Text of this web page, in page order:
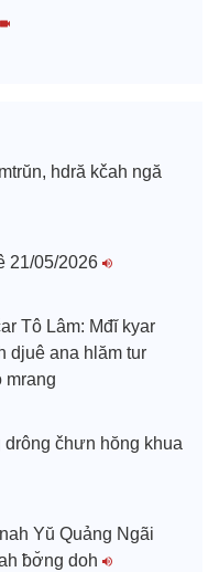
hdră kčah ngă
21/05/2026
Tô Lâm: Mđĭ kyar
djuê ana hlăm tur
mrang
čhưn hŏng khua
Yŭ Quảng Ngãi
ƀơ̆ng doh